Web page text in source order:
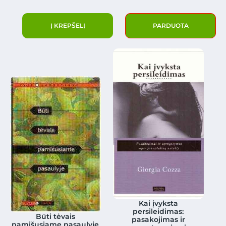
Į KREPŠELĮ PARDUOTA
Būti tėvais
Kai įvyksta
persileidimas:
pasakojimas ir